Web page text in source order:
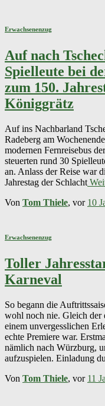
Erwachsenenzug
Auf nach
Spielleute bei
zum 150.
Königgrätz
Auf ins Nachbarland
Radeberg am
modernen Fernreisebus
steuerten rund 30
an. Anlass der Reise war
Jahrestag der Schlacht
Von Tom Thiele, vor 10
Erwachsenenzug
Toller
Karneval
So begann die
wohl noch nie. Gleich
einem unvergesslichen
echte Premiere war.
nämlich nach Würzburg,
aufzuspielen. Einladung
Von Tom Thiele, vor 11